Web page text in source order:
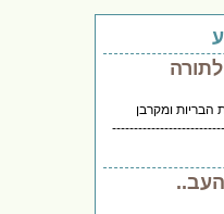
הבריות ומקרבן